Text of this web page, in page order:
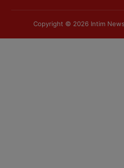
Copyright © 2026 Intim News